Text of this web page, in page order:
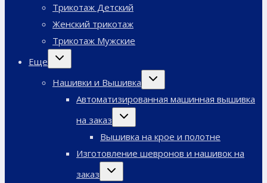
Трикотаж Детский
Женский трикотаж
Трикотаж Мужские
Еще
Переключить
дочернее
Нашивки и Вышивка
Переключить
дочернее
Автоматизированная машинная вышивка
на заказ
Переключить
дочернее
Вышивка на крое и полотне
Изготовление шевронов и нашивок на
заказ
Переключить
дочернее